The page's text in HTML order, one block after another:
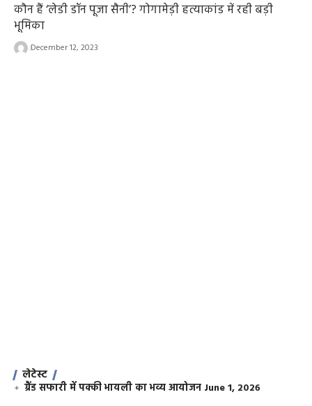
कौन हैं ‘लेडी डॉन पूजा सैनी’? गोगामेड़ी हत्याकांड में रही बड़ी
भूमिका
December 12, 2023
लेटेस्ट
ग्रैंड सफारी में पक्की भायली का भव्य आयोजन June 1, 2026